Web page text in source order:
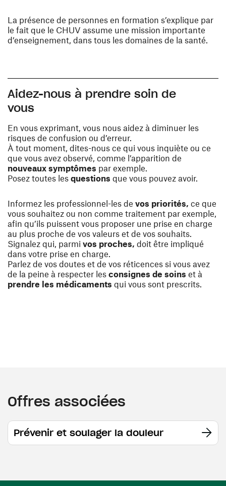
La présence de personnes en formation s’explique par
le fait que le CHUV assume une mission importante
d’enseignement, dans tous les domaines de la santé.
Aidez-nous à prendre soin de
vous
En vous exprimant, vous nous aidez à diminuer les
risques de confusion ou d’erreur.
À tout moment, dites-nous ce qui vous inquiète ou ce
que vous avez observé, comme l’apparition de
nouveaux symptômes par exemple.
Posez toutes les questions que vous pouvez avoir.
Informez les professionnel-les de vos priorités, ce que
vous souhaitez ou non comme traitement par exemple,
afin qu’ils puissent vous proposer une prise en charge
au plus proche de vos valeurs et de vos souhaits.
Signalez qui, parmi vos proches, doit être impliqué
dans votre prise en charge.
Parlez de vos doutes et de vos réticences si vous avez
de la peine à respecter les consignes de soins et à
prendre les médicaments qui vous sont prescrits.
Offres associées
Prévenir et soulager la douleur